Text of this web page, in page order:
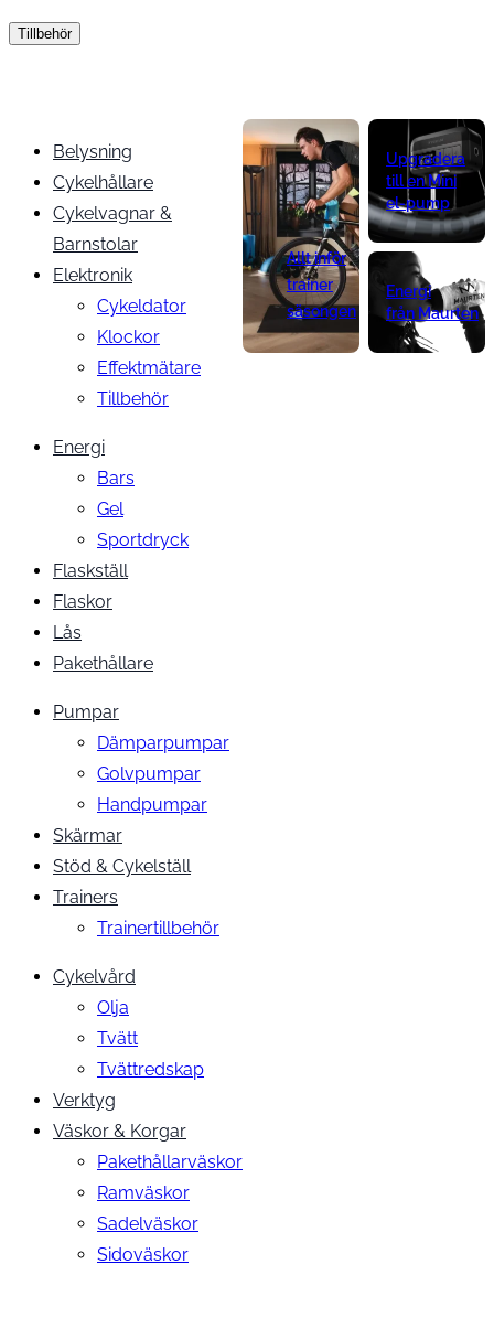
Tillbehör
Belysning
Cykelhållare
Cykelvagnar &
Barnstolar
Elektronik
Cykeldator
Klockor
Effektmätare
Tillbehör
Energi
Bars
Gel
Sportdryck
Flaskställ
Flaskor
Lås
Pakethållare
Pumpar
Dämparpumpar
Golvpumpar
Handpumpar
Skärmar
Stöd & Cykelställ
Trainers
Trainertillbehör
Cykelvård
Olja
Tvätt
Tvättredskap
Verktyg
Väskor & Korgar
Pakethållarväskor
Ramväskor
Sadelväskor
Sidoväskor
Allt inför
trainer
säsongen
Upgradera
till en Mini
el-pump
Energi
från Maurten